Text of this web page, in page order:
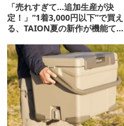
「売れすぎて…追加生産が決
定！」“1着3,000円以下”で買え
る、TAION夏の新作が機能てん